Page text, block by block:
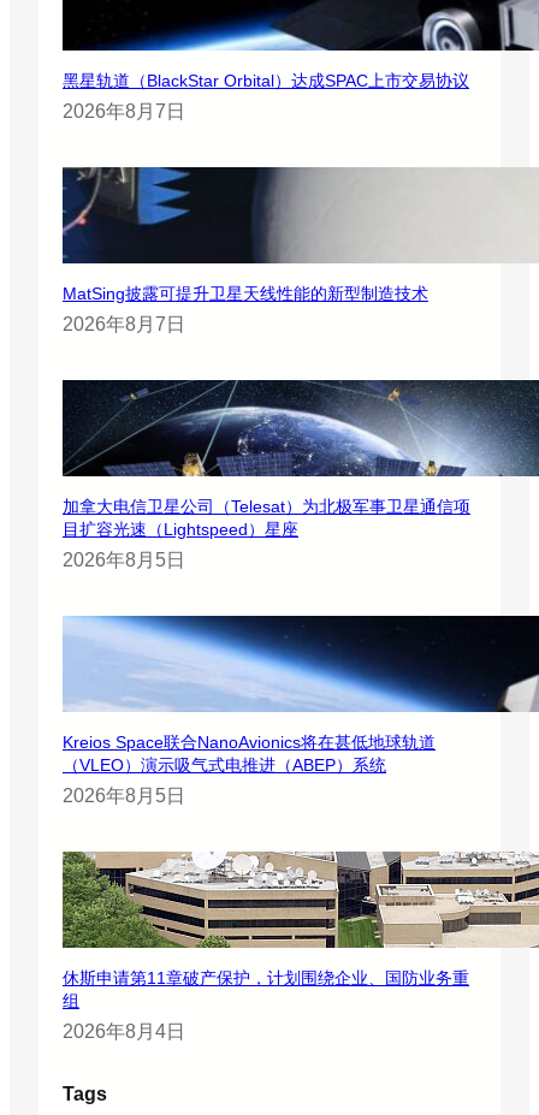
黑星轨道（BlackStar Orbital）达成SPAC上市交易协议
2026年8月7日
MatSing披露可提升卫星天线性能的新型制造技术
2026年8月7日
加拿大电信卫星公司（Telesat）为北极军事卫星通信项
目扩容光速（Lightspeed）星座
2026年8月5日
Kreios Space联合NanoAvionics将在甚低地球轨道
（VLEO）演示吸气式电推进（ABEP）系统
2026年8月5日
休斯申请第11章破产保护，计划围绕企业、国防业务重
组
2026年8月4日
Tags